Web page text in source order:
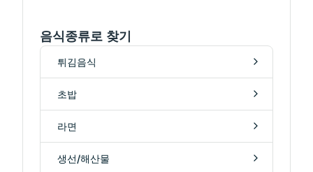
음식종류로 찾기
튀김음식
초밥
라면
생선/해산물